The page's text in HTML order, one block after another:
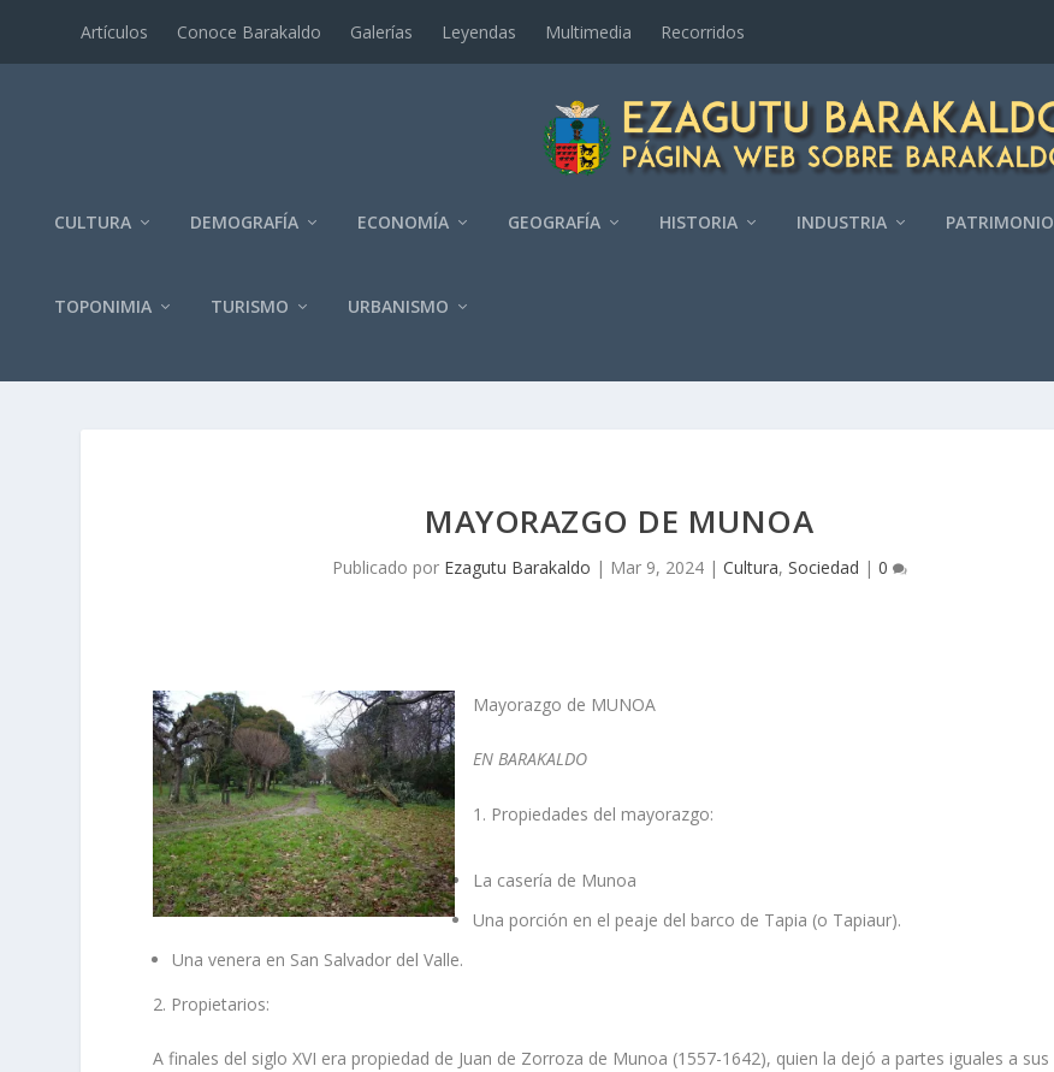
Artí­culos Conoce Barakaldo Galerí­as Leyendas Multimedia Recorridos
CULTURA DEMOGRAFÍA ECONOMÍA GEOGRAFÍ­A HISTORIA INDUSTRIA PATRIMONIO
TOPONIMIA TURISMO URBANISMO
MAYORAZGO DE MUNOA
Publicado por Ezagutu Barakaldo | Mar 9, 2024| Cultura, Sociedad | 0
Mayorazgo de MUNOA
EN BARAKALDO
1. Propiedades del mayorazgo:
La caserí­a de Munoa
Una porción en el peaje del barco de Tapia (o Tapiaur).
Una venera en San Salvador del Valle.
2. Propietarios:
A finales del siglo XVI era propiedad de Juan de Zorroza de Munoa (1557-1642), quien la dejó a partes iguales a sus